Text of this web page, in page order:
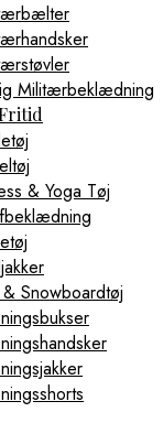
Militærbeklædning
& Yoga Tøj
Snowboardtøj